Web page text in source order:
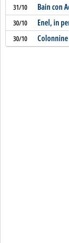
31/10 Bain con
30/10 Enel, in
30/10